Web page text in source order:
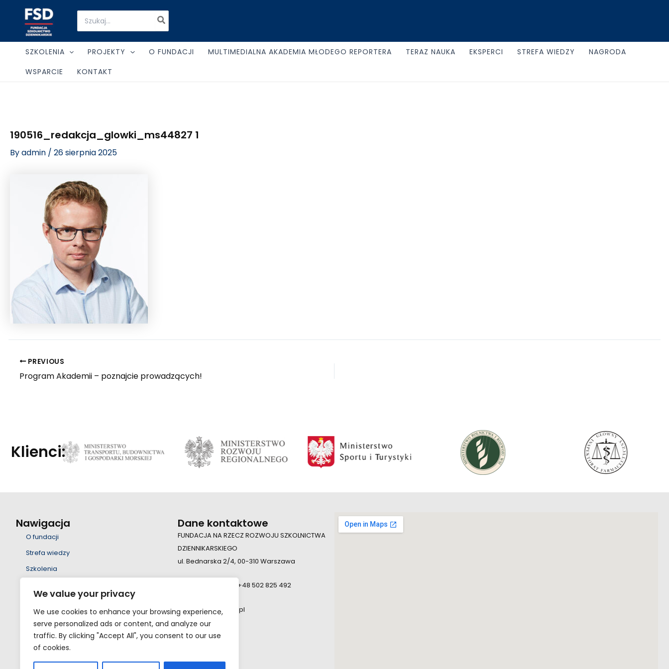
We value your privacy
We use cookies to enhance your browsing experience,
serve personalized ads or content, and analyze our
traffic. By clicking "Accept All", you consent to our use
of cookies.
content
Search
for:
SZKOLENIA PROJEKTY O FUNDACJI MULTIMEDIALNA AKADEMIA MŁODEGO REPORTERA TERAZ NAUKA EKSPERCI STREFA WIEDZY
NAGRODA
WSPARCIE
KONTAKT
190516_redakcja_glowki_ms44827 1
Byadmin / 26 sierpnia 2025
Post
navigation
PREVIOUS
Program Akademii – poznajcie prowadzących!
Klienci:
Nawigacja
O fundacji
Strefa wiedzy
Szkolenia
Projekty
Nauka
Kontakt
Eksperci
Dane kontaktowe
FUNDACJA NA RZECZ ROZWOJU SZKOLNICTWA
DZIENNIKARSKIEGO
ul. Bednarska 2/4, 00-310 Warszawa
+48 22 55 23 924, +48 502 825 492
fundacja@fsd.edu.pl